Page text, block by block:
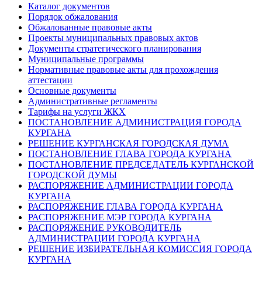
Каталог документов
Порядок обжалования
Обжалованные правовые акты
Проекты муниципальных правовых актов
Документы стратегического планирования
Муниципальные программы
Нормативные правовые акты для прохождения
аттестации
Основные документы
Административные регламенты
Тарифы на услуги ЖКХ
ПОСТАНОВЛЕНИЕ АДМИНИСТРАЦИЯ ГОРОДА
КУРГАНА
РЕШЕНИЕ КУРГАНСКАЯ ГОРОДСКАЯ ДУМА
ПОСТАНОВЛЕНИЕ ГЛАВА ГОРОДА КУРГАНА
ПОСТАНОВЛЕНИЕ ПРЕДСЕДАТЕЛЬ КУРГАНСКОЙ
ГОРОДСКОЙ ДУМЫ
РАСПОРЯЖЕНИЕ АДМИНИСТРАЦИИ ГОРОДА
КУРГАНА
РАСПОРЯЖЕНИЕ ГЛАВА ГОРОДА КУРГАНА
РАСПОРЯЖЕНИЕ МЭР ГОРОДА КУРГАНА
РАСПОРЯЖЕНИЕ РУКОВОДИТЕЛЬ
АДМИНИСТРАЦИИ ГОРОДА КУРГАНА
РЕШЕНИЕ ИЗБИРАТЕЛЬНАЯ КОМИССИЯ ГОРОДА
КУРГАНА